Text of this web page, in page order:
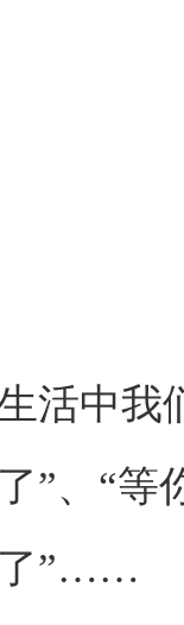
活中我
了”、“等
了”……